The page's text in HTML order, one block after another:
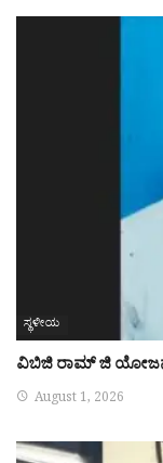
ಸ್ಥಳೀಯ
ವಿಬಿಜಿ ರಾಮ್ ಜಿ
August 1, 2026